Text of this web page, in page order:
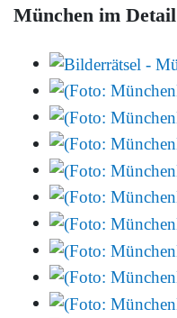
München im Detail